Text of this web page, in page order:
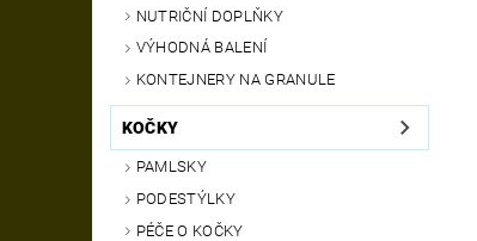
NUTRIČNÍ DOPLŇKY
VÝHODNÁ BALENÍ
KONTEJNERY NA GRANULE
KOČKY
PAMLSKY
PODESTÝLKY
PÉČE O KOČKY